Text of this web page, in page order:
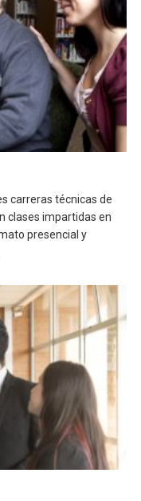
carreras técnicas de
clases impartidas en
presencial y